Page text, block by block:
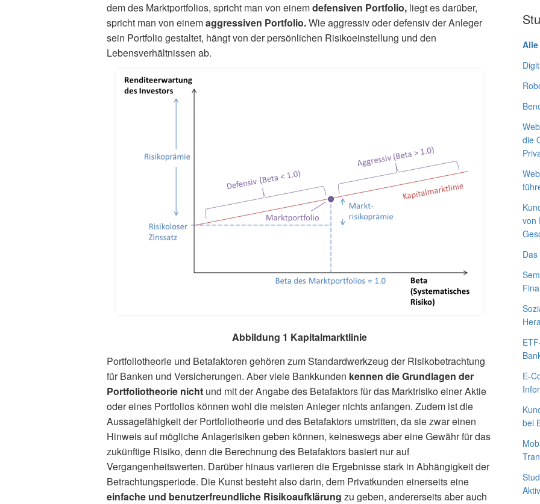
dem des Marktportfolios, spricht man von einemdefensiven Portfolio, liegt es darüber,
spricht man von einemaggressiven Portfolio.Wie aggressiv oder defensiv der Anleger
sein Portfolio gestaltet, hängt von der persönlichen Risikoeinstellung und den
Lebensverhältnissen ab.
Abbildung 1 Kapitalmarktlinie
Portfoliotheorie und Betafaktoren gehören zum Standardwerkzeug der Risikobetrachtung
für Banken und Versicherungen. Aber viele Bankkunden kennen die Grundlagen der
Portfoliotheorie nicht und mit der Angabe des Betafaktors für das Marktrisiko einer Aktie
oder eines Portfolios können wohl die meisten Anleger nichts anfangen. Zudem ist die
Aussagefähigkeit der Portfoliotheorie und des Betafaktors umstritten, da sie zwar einen
Hinweis auf mögliche Anlagerisiken geben können, keineswegs aber eine Gewähr für das
zukünftige Risiko, denn die Berechnung des Betafaktors basiert nur auf
Vergangenheitswerten. Darüber hinaus variieren die Ergebnisse stark in Abhängigkeit der
Betrachtungsperiode. Die Kunst besteht also darin, dem Privatkunden einerseits eine
einfache und benutzerfreundliche Risikoaufklärung zu geben, andererseits aber auch
die
von
E-
bei